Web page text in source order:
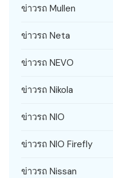
ข่าวรถ Mullen
ข่าวรถ Neta
ข่าวรถ NEVO
ข่าวรถ Nikola
ข่าวรถ NIO
ข่าวรถ NIO Firefly
ข่าวรถ Nissan